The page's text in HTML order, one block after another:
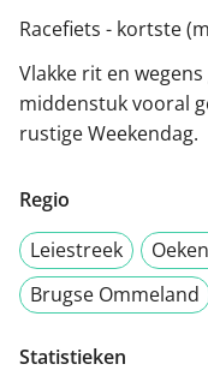
Racefiets - kortste
Vlakke rit en
middenstuk vooral
rustige Weekendag.
Regio
Leiestreek
Brugse Ommeland
Statistieken